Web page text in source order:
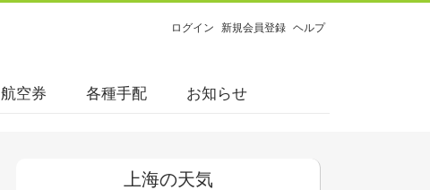
ログイン 新規会員登録 ヘルプ
航空券 各種手配 お知らせ
上海の天気